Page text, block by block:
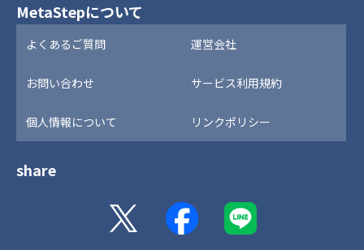
MetaStepについて
よくあるご質問 運営会社
お問い合わせ サービス利用規約
個人情報について リンクポリシー
share